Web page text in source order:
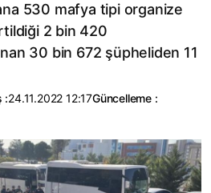
530 mafya tipi organize
2 bin 420
30 bin 672 şüpheliden 11
:24.11.2022 12:17Güncelleme :